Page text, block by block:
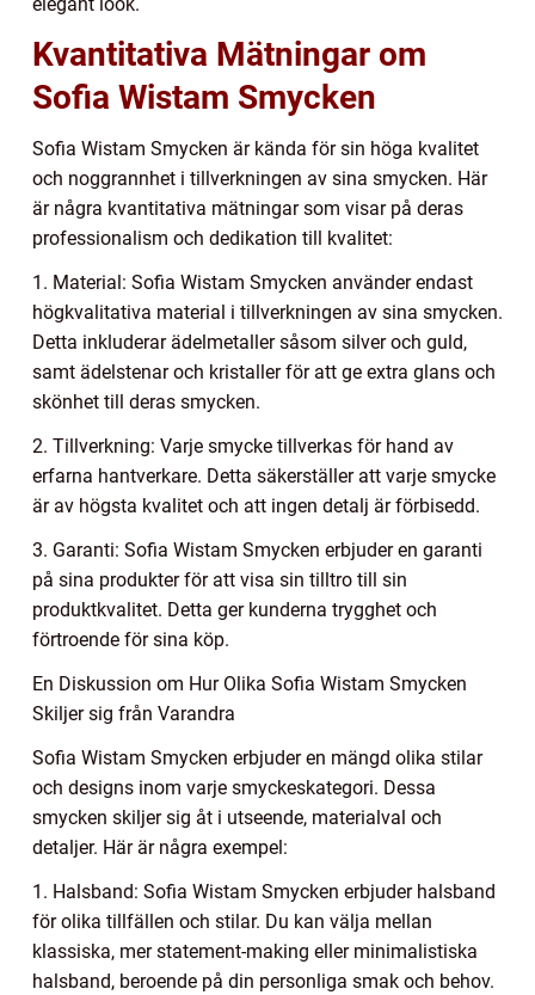
Kvantitativa Mätningar om
Sofia Wistam Smycken
Sofia Wistam Smycken är kända för sin höga kvalitet
och noggrannhet i tillverkningen av sina smycken. Här
är några kvantitativa mätningar som visar på deras
professionalism och dedikation till kvalitet:
1. Material: Sofia Wistam Smycken använder endast
högkvalitativa material i tillverkningen av sina smycken.
Detta inkluderar ädelmetaller såsom silver och guld,
samt ädelstenar och kristaller för att ge extra glans och
skönhet till deras smycken.
2. Tillverkning: Varje smycke tillverkas för hand av
erfarna hantverkare. Detta säkerställer att varje smycke
är av högsta kvalitet och att ingen detalj är förbisedd.
3. Garanti: Sofia Wistam Smycken erbjuder en garanti
på sina produkter för att visa sin tilltro till sin
produktkvalitet. Detta ger kunderna trygghet och
förtroende för sina köp.
En Diskussion om Hur Olika Sofia Wistam Smycken
Skiljer sig från Varandra
Sofia Wistam Smycken erbjuder en mängd olika stilar
och designs inom varje smyckeskategori. Dessa
smycken skiljer sig åt i utseende, materialval och
detaljer. Här är några exempel:
1. Halsband: Sofia Wistam Smycken erbjuder halsband
för olika tillfällen och stilar. Du kan välja mellan
klassiska, mer statement-making eller minimalistiska
halsband, beroende på din personliga smak och behov.